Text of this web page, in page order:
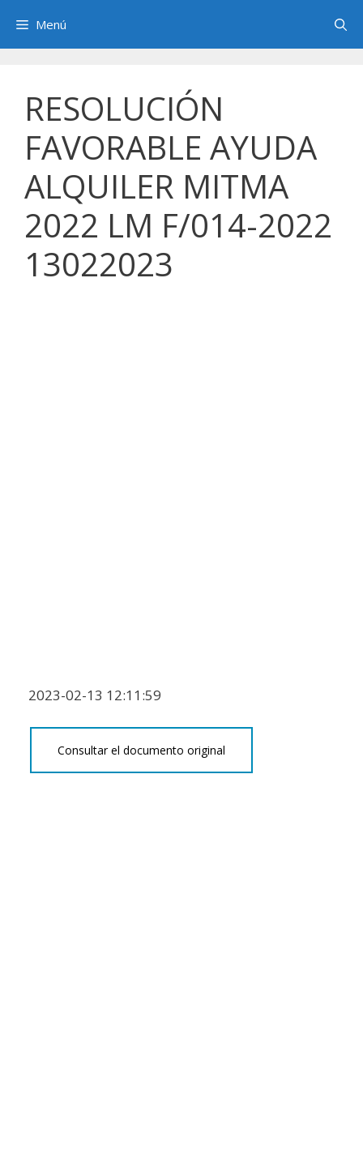
contenido
Menú
RESOLUCIÓN
FAVORABLE AYUDA
ALQUILER MITMA
2022 LM F/014-2022
13022023
2023-02-13 12:11:59
Consultar el documento original